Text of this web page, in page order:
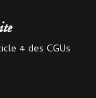
4 des CGUs